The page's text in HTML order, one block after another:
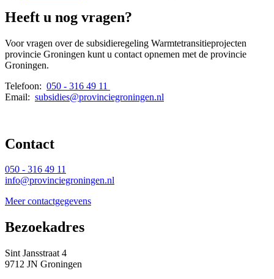
Heeft u nog vragen?
Voor vragen over de subsidieregeling Warmtetransitieprojecten
provincie Groningen kunt u contact opnemen met de provincie
Groningen.
Telefoon: 050 - 316 49 11
Email: subsidies@provinciegroningen.nl
Contact
050 - 316 49 11
info@provinciegroningen.nl
Meer contactgegevens
Bezoekadres
Sint Jansstraat 4
9712 JN Groningen